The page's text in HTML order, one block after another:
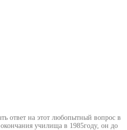
ответ на этот любопытный вопрос в
училища в 1985году, он до